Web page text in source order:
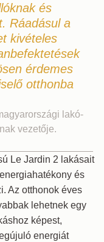
és
Ráadásul a
kivételes
érdemes
otthonba
lakó-
vezetője.
Le Jardin 2 lakásait
és
Az otthonok éves
lehetnek egy
képest,
energiát